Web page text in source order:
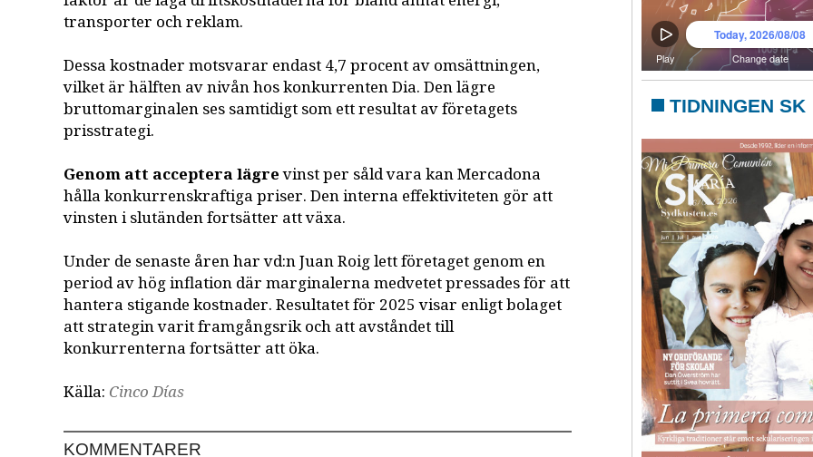
transporter och reklam.
Dessa kostnader motsvarar endast 4,7 procent av omsättningen,
vilket är hälften av nivån hos konkurrenten Dia. Den lägre
bruttomarginalen ses samtidigt som ett resultat av företagets
prisstrategi.
Genom att acceptera lägrevinst per såld vara kan Mercadona
hålla konkurrenskraftiga priser. Den interna effektiviteten gör att
vinsten i slutänden fortsätter att växa.
Under de senaste åren har vd:n Juan Roig lett företaget genom en
period av hög inflation där marginalerna medvetet pressades för att
hantera stigande kostnader. Resultatet för 2025 visar enligt bolaget
att strategin varit framgångsrik och att avståndet till
konkurrenterna fortsätter att öka.
Källa: Cinco Días
KOMMENTARER
TIDNINGEN SK